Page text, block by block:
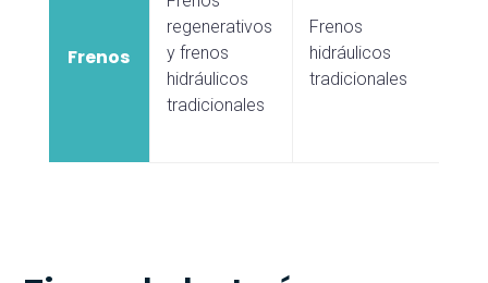
Frenos
regenerativos
y frenos
hidráulicos
tradicionales
Frenos
hidráulicos
tradicionales